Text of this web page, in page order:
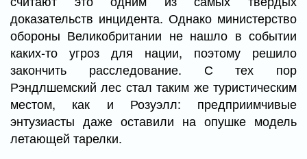
доказательств инцидента. Однако министерство
обороны Великобритании не нашло в событии
каких-то угроз для нации, поэтому решило
закончить расследование. С тех пор
Рэндлшемский лес стал таким же туристическим
местом, как и Розуэлл: предприимчивые
энтузиасты даже оставили на опушке модель
летающей тарелки.